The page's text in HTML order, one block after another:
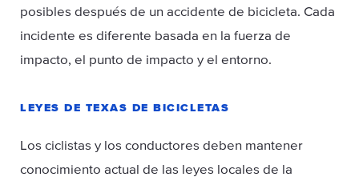
posibles después de un accidente de bicicleta. Cada
incidente es diferente basada en la fuerza de
impacto, el punto de impacto y el entorno.
LEYES DE TEXAS DE BICICLETAS
Los ciclistas y los conductores deben mantener
conocimiento actual de las leyes locales de la